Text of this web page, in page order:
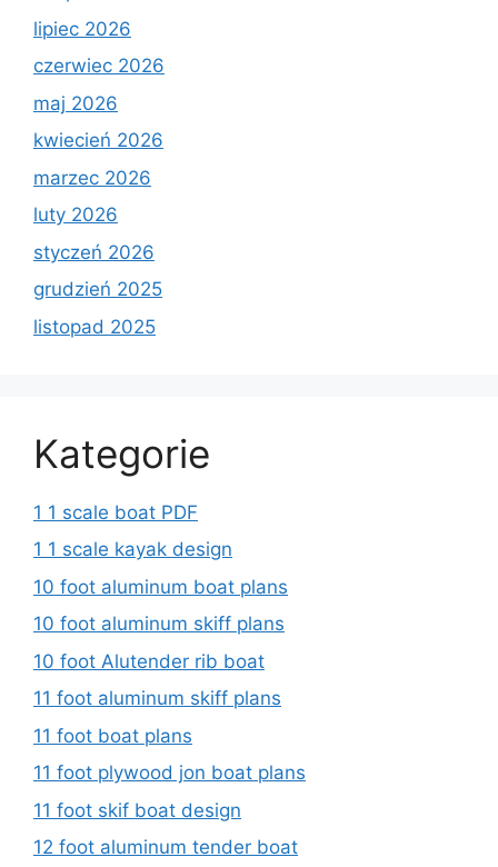
lipiec 2026
czerwiec 2026
maj 2026
kwiecień 2026
marzec 2026
luty 2026
styczeń 2026
grudzień 2025
listopad 2025
Kategorie
1 1 scale boat PDF
1 1 scale kayak design
10 foot aluminum boat plans
10 foot aluminum skiff plans
10 foot Alutender rib boat
11 foot aluminum skiff plans
11 foot boat plans
11 foot plywood jon boat plans
11 foot skif boat design
12 foot aluminum tender boat